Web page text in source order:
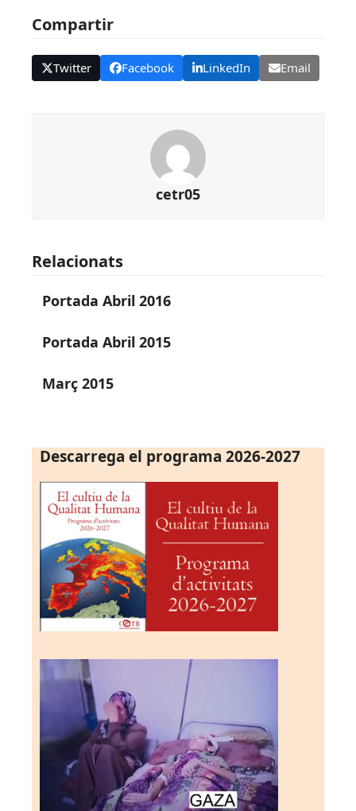
Compartir
Twitter Facebook LinkedIn Email
cetr05
Relacionats
Portada Abril 2016
Portada Abril 2015
Març 2015
Descarrega el programa 2026-2027